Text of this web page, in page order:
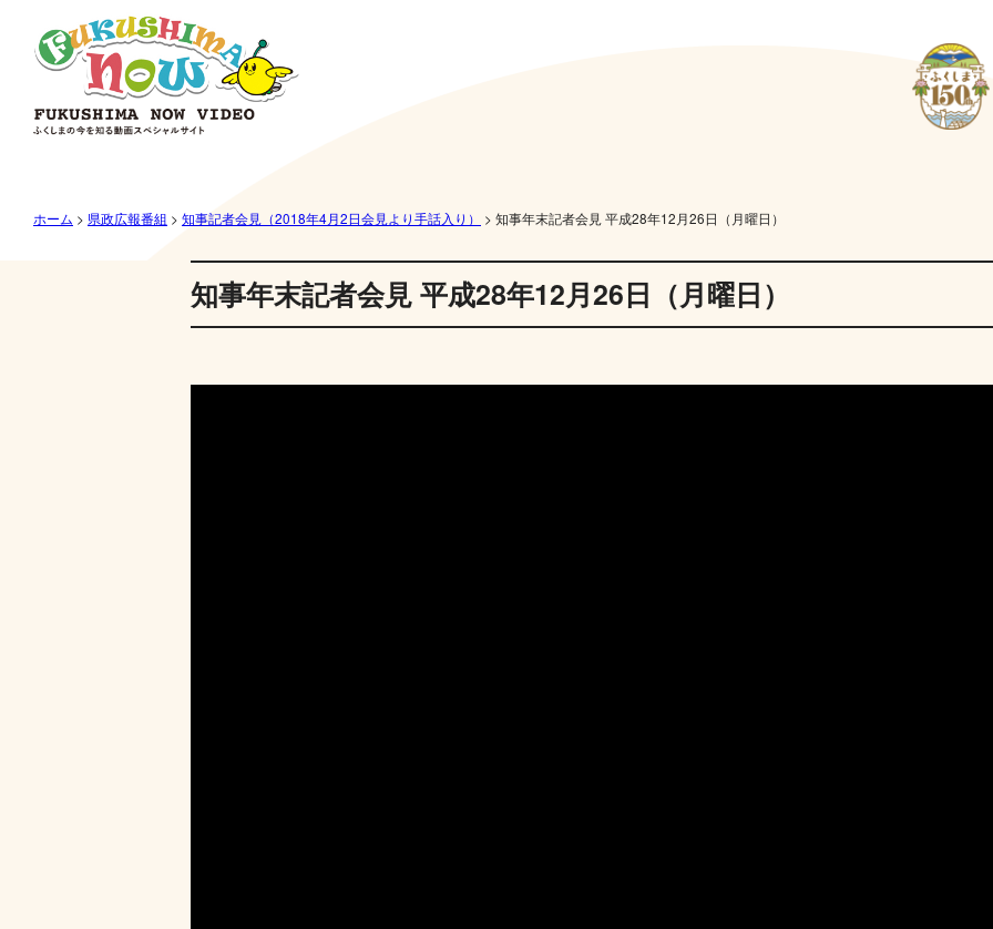
ホーム > 県政広報番組 > 知事記者会見（2018年4月2日会見より手話入り） > 知事年末記者会見 平成28年12月26日（月曜日）
知事年末記者会見 平成28年12月26日（月曜日）